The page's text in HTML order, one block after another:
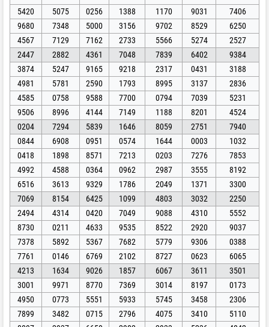
5420
5075 0256 1388 1170 9031
7406
9680
7348 5000 3156 9702 8529
6250
4567
7129 7162 2733 5566 5274
2527
2447
2882 4361 7048 7839 6402
9384
3874
5247 9165 9218 2317 0431
3188
4981
5781 2590 1793 8995 3137
2836
4585
0758 9588 7700 0794 7039
5231
9506
8996 4144 7149 1188 8201
4524
0204
7294 5839 1646 8059 2751
7940
0844
6908 0951 0574 1644 0003
1032
0418
1898 8571 7213 0203 7276
7853
4992
4588 0364 0962 2987 3555
8192
6516
3613 9329 1786 2049 1371
3300
7069
8154 6425 1099 4803 3032
2250
2494
4314 0420 7049 9088 4310
5552
8730
0211 4633 9535 8522 2920
9037
7378
5892 5367 7682 5779 9306
0388
7761
0146 6769 2102 8727 0623
6065
4213
1634 9026 1857 6067 3611
3501
3001
9971 8770 7369 3014 8197
0173
4950
0773 5551 5933 5745 3458
2306
7899
3482 0715 2796 4075 3410
5110